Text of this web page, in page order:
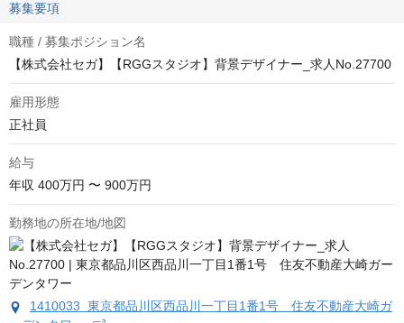
募集要項
職種 / 募集ポジション名
【株式会社セガ】【RGGスタジオ】背景デザイナー_求人No.27700
雇用形態
正社員
給与
年収 400万円 〜 900万円
勤務地の所在地/地図
1410033 東京都品川区西品川一丁目1番1号 住友不動産大崎ガ